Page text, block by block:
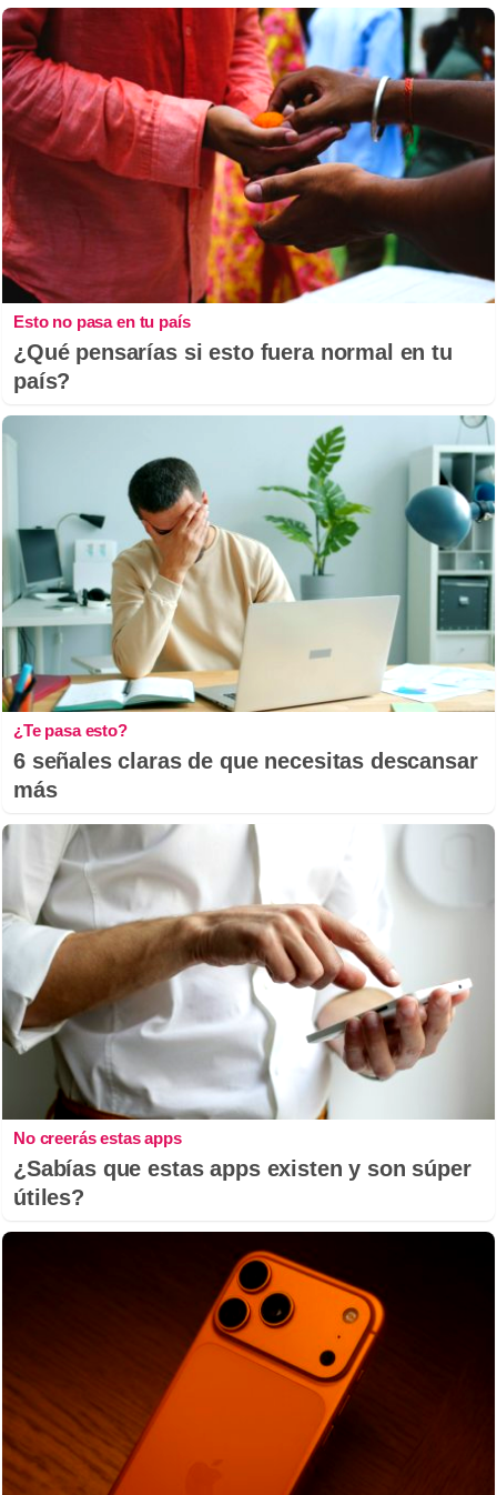
Esto no pasa en tu país
¿Qué pensarías si esto fuera normal en tu
país?
¿Te pasa esto?
6 señales claras de que necesitas descansar
más
No creerás estas apps
¿Sabías que estas apps existen y son súper
útiles?